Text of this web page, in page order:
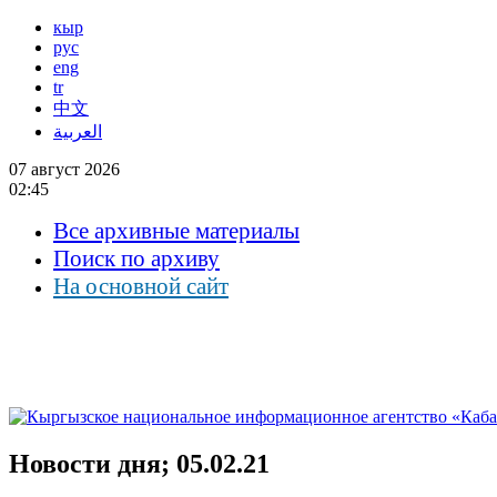
кыр
рус
eng
tr
中文
العربية
07 август 2026
02:45
Все архивные материалы
Поиск по архиву
На основной сайт
Новости дня; 05.02.21